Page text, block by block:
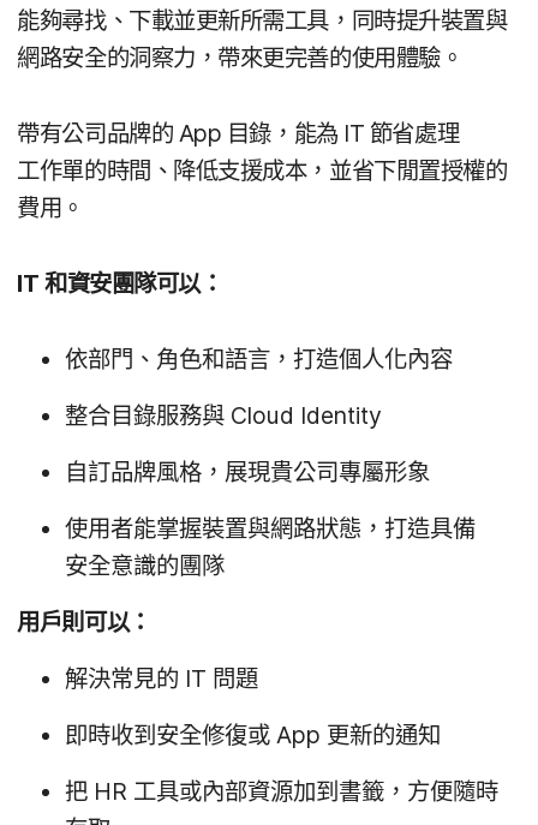
能夠​尋找、​下載​並​更​新​所​需​工具，​同時​提升​裝置​與​
網路​安全​的​洞察力，​帶來​更​完善​的​使用​體驗。
帶有​公司​品牌​的 App 目錄，​能​為 IT 節省​處理​
工作單​的​時間、​降低​支援​成本，​並​省下​閒置​授權​的​
費用。
IT 和​資安團隊​可以：
依​部門、​角色​和​語言，​打造​個​人化​內容
整合​目錄​服務​與 Cloud Identity
自​訂品​牌​風格，​展現貴​公司​專屬​形象
使用​者​能​掌握​裝置​與​網路​狀態，​打造​具備​
安全​意識​的​團隊
用​戶​則​可以：
解決​常見​的 IT 問題
即時​收到​安全​修復​或 App 更​新​的​通知
把 HR 工具​或​內部​資源​加到​書籤，​方便​隨時​